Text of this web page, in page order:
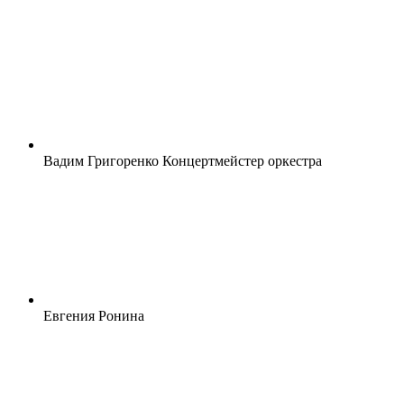
Вадим Григоренко Концертмейстер оркестра
Евгения Ронина